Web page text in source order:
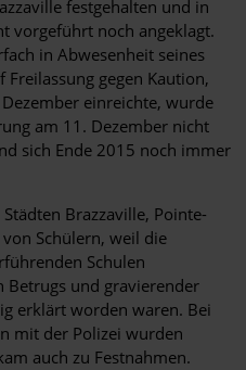
festgehalten und in
vorgeführt noch angeklagt.
in Abwesenheit seines
Freilassung gegen Kaution,
einreichte, wurde
am 11. Dezember nicht
sich Ende 2015 noch immer
Brazzaville, Pointe-
Schülern, weil die
Schulen
Betrugs und gravierender
erklärt worden waren. Bei
mit der Polizei wurden
auch zu Festnahmen.